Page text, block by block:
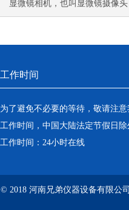
显微镜相机，也叫显微镜摄像头
工作时间
为了避免不必要的等待，敬请注
工作时间，中国大陆法定节假日除
工作时间：24小时在线
© 2018 河南兄弟仪器设备有限公